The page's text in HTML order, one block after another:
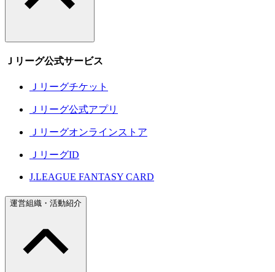
Ｊリーグ公式サービス
Ｊリーグチケット
Ｊリーグ公式アプリ
Ｊリーグオンラインストア
ＪリーグID
J.LEAGUE FANTASY CARD
運営組織・活動紹介